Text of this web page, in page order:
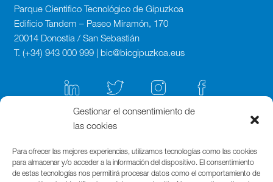
Gestionar el consentimiento de
las cookies
Para ofrecer las mejores experiencias, utilizamos tecnologías como las cookies
para almacenar y/o acceder a la información del dispositivo. El consentimiento
de estas tecnologías nos permitirá procesar datos como el comportamiento de
Parque Cientifico Tecnológico de Gipuzkoa
Edificio Tandem – Paseo Miramón, 170
20014 Donostia / San Sebastián
T. (+34) 943 000 999 | bic@bicgipuzkoa.eus